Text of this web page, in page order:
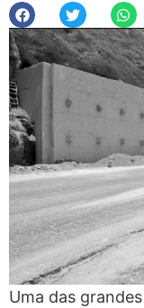
Uma das